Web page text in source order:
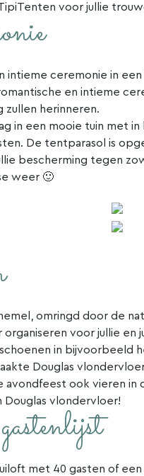
voor jullie
intieme ceremonie in
en intieme
zullen herinneren.
in een mooie tuin met
De tentparasol is
bescherming tegen
weer 🙂
omringd door de
organiseren voor jullie
in bijvoorbeeld
Douglas
avondfeest ook vieren
vlondervloer!
met 40 gasten of